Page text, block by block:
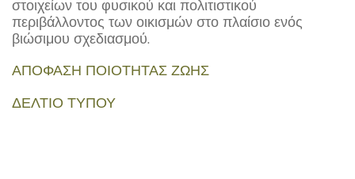
στοιχείων του φυσικού και πολιτιστικού
περιβάλλοντος των οικισμών στο πλαίσιο ενός
βιώσιμου σχεδιασμού.
ΑΠΟΦΑΣΗ ΠΟΙΟΤΗΤΑΣ ΖΩΗΣ
ΔΕΛΤΙΟ ΤΥΠΟΥ